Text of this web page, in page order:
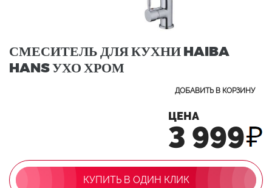
СМЕСИТЕЛЬ ДЛЯ КУХНИ HAIBA
HANS УХО ХРОМ
ДОБАВИТЬ В КОРЗИНУ
ЦЕНА
3 999
КУПИТЬ В ОДИН КЛИК